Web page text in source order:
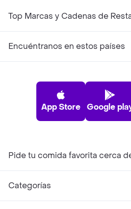
Top Marcas y Cadenas de
Encuéntranos en estos países
App Store Google
Pide tu comida favorita cerca
Categorías